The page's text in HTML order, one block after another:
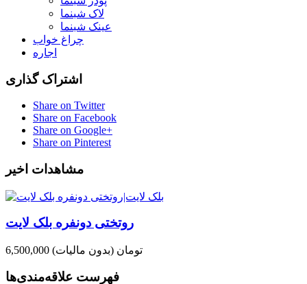
لاک شبنما
عینک شبنما
چراغ خواب
اجاره
اشتراک گذاری
Share on Twitter
Share on Facebook
Share on Google+
Share on Pinterest
مشاهدات اخیر
روتختی دونفره بلک لایت
6,500,000 تومان (بدون مالیات)
فهرست علاقه‌مندی‌ها